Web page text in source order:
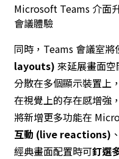
Microsoft Teams 介面
會議體驗
同時，Teams 會議室將
layouts) 來延展畫面
分散在多個顯示裝置上
在視覺上的存在感增強
將新增更多功能在
互動 (live reactions) 、
經典畫面配置時可釘選